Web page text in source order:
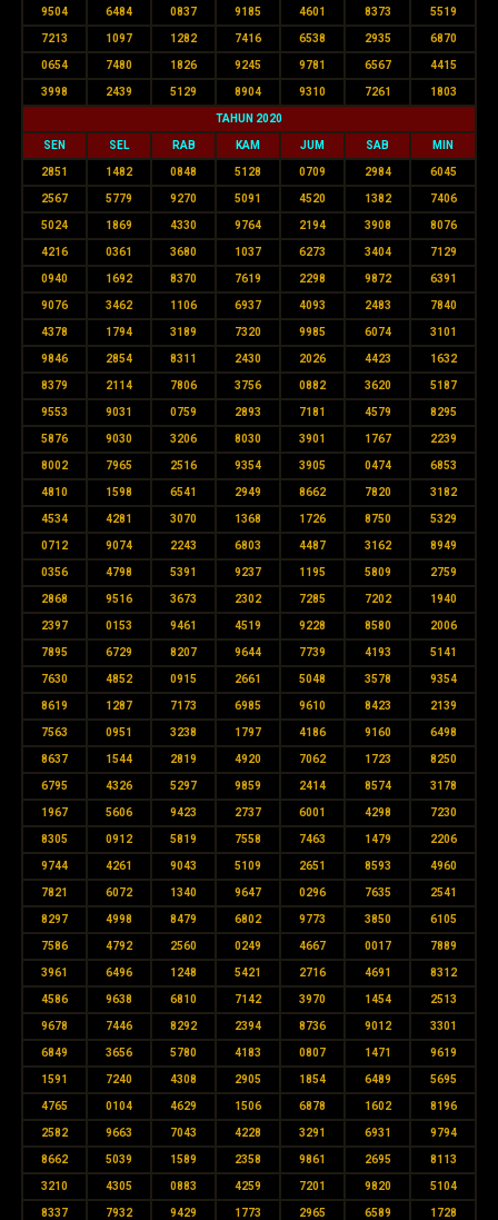
9504 6484 0837 9185 4601 8373 5519
7213 1097 1282 7416 6538 2935 6870
0654 7480 1826 9245 9781 6567 4415
3998 2439 5129 8904 9310 7261 1803
TAHUN 2020
SEN SEL RAB KAM JUM SAB MIN
2851 1482 0848 5128 0709 2984 6045
2567 5779 9270 5091 4520 1382 7406
5024 1869 4330 9764 2194 3908 8076
4216 0361 3680 1037 6273 3404 7129
0940 1692 8370 7619 2298 9872 6391
9076 3462 1106 6937 4093 2483 7840
4378 1794 3189 7320 9985 6074 3101
9846 2854 8311 2430 2026 4423 1632
8379 2114 7806 3756 0882 3620 5187
9553 9031 0759 2893 7181 4579 8295
5876 9030 3206 8030 3901 1767 2239
8002 7965 2516 9354 3905 0474 6853
4810 1598 6541 2949 8662 7820 3182
4534 4281 3070 1368 1726 8750 5329
0712 9074 2243 6803 4487 3162 8949
0356 4798 5391 9237 1195 5809 2759
2868 9516 3673 2302 7285 7202 1940
2397 0153 9461 4519 9228 8580 2006
7895 6729 8207 9644 7739 4193 5141
7630 4852 0915 2661 5048 3578 9354
8619 1287 7173 6985 9610 8423 2139
7563 0951 3238 1797 4186 9160 6498
8637 1544 2819 4920 7062 1723 8250
6795 4326 5297 9859 2414 8574 3178
1967 5606 9423 2737 6001 4298 7230
8305 0912 5819 7558 7463 1479 2206
9744 4261 9043 5109 2651 8593 4960
7821 6072 1340 9647 0296 7635 2541
8297 4998 8479 6802 9773 3850 6105
7586 4792 2560 0249 4667 0017 7889
3961 6496 1248 5421 2716 4691 8312
4586 9638 6810 7142 3970 1454 2513
9678 7446 8292 2394 8736 9012 3301
6849 3656 5780 4183 0807 1471 9619
1591 7240 4308 2905 1854 6489 5695
4765 0104 4629 1506 6878 1602 8196
2582 9663 7043 4228 3291 6931 9794
8662 5039 1589 2358 9861 2695 8113
3210 4305 0883 4259 7201 9820 5104
8337 7932 9429 1773 2965 6589 1728